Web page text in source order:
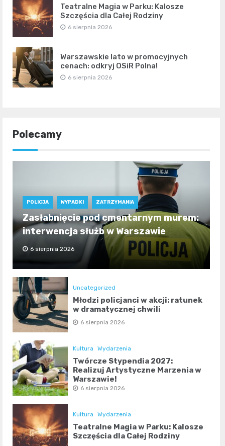
Teatralne Magia w Parku: Kalosze
Szczęścia dla Całej Rodziny
6 sierpnia 2026
Warszawskie lato w promocyjnych
cenach: odkryj OSiR Polna!
6 sierpnia 2026
Polecamy
POLICJA WYPADKI ZATRZYMANIA
Zasłabnięcie pod cmentarnym murem:
interwencja służb w Warszawie
6 sierpnia 2026
Uncategorized
Młodzi policjanci w akcji: ratunek
w dramatycznej chwili
6 sierpnia 2026
Kultura Wydarzenia
Twórcze Stypendia 2027:
Realizuj Artystyczne Marzenia w
Warszawie!
6 sierpnia 2026
Kultura Wydarzenia
Teatralne Magia w Parku: Kalosze
Szczęścia dla Całej Rodziny